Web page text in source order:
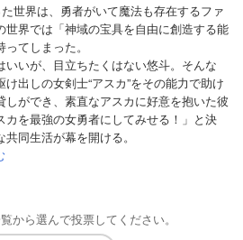
世界は、勇者がいて魔法も存在するファ
世界では「神域の宝具を自由に創造する能
てしまった。
いいが、目立ちたくはない悠斗。そんな
出しの女剣士“アスカ”をその能力で助け
ができ、素直なアスカに好意を抱いた彼
カを最強の女勇者にしてみせる！」と決
同生活が幕を開ける。
から選んで投票してください。